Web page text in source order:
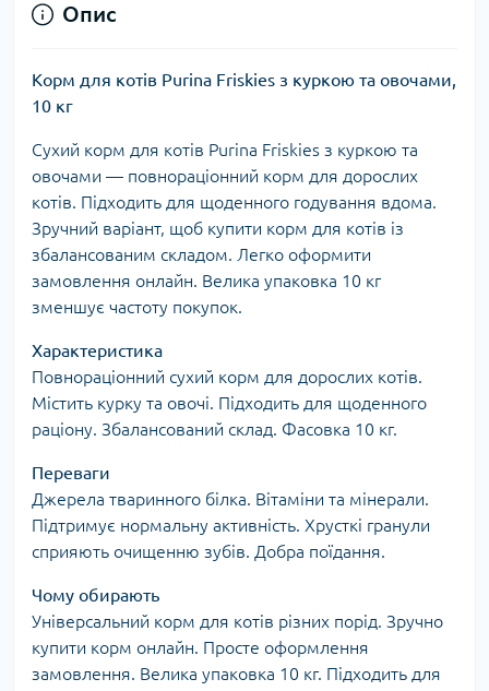
Опис
Корм для котів Purina Friskies з куркою та овочами,
10 кг
Сухий корм для котів Purina Friskies з куркою та
овочами — повнораціонний корм для дорослих
котів. Підходить для щоденного годування вдома.
Зручний варіант, щоб купити корм для котів із
збалансованим складом. Легко оформити
замовлення онлайн. Велика упаковка 10 кг
зменшує частоту покупок.
Характеристика
Повнораціонний сухий корм для дорослих котів.
Містить курку та овочі. Підходить для щоденного
раціону. Збалансований склад. Фасовка 10 кг.
Переваги
Джерела тваринного білка. Вітаміни та мінерали.
Підтримує нормальну активність. Хрусткі гранули
сприяють очищенню зубів. Добра поїдання.
Чому обирають
Універсальний корм для котів різних порід. Зручно
купити корм онлайн. Просте оформлення
замовлення. Велика упаковка 10 кг. Підходить для